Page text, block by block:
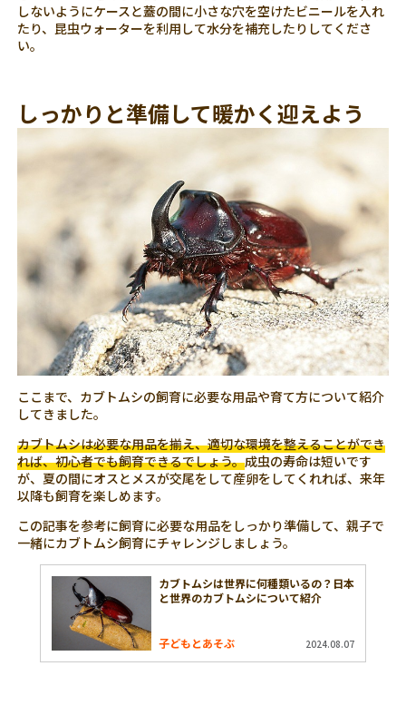
しないようにケースと蓋の間に小さな穴を空けたビニールを入れ
たり、昆虫ウォーターを利用して水分を補充したりしてくださ
い。
しっかりと準備して暖かく迎えよう
ここまで、カブトムシの飼育に必要な用品や育て方について紹介
してきました。
カブトムシは必要な用品を揃え、適切な環境を整えることができ
れば、初心者でも飼育できるでしょう。成虫の寿命は短いです
が、夏の間にオスとメスが交尾をして産卵をしてくれれば、来年
以降も飼育を楽しめます。
この記事を参考に飼育に必要な用品をしっかり準備して、親子で
一緒にカブトムシ飼育にチャレンジしましょう。
カブトムシは世界に何種類いるの？日本
と世界のカブトムシについて紹介
子どもとあそぶ 2024.08.07